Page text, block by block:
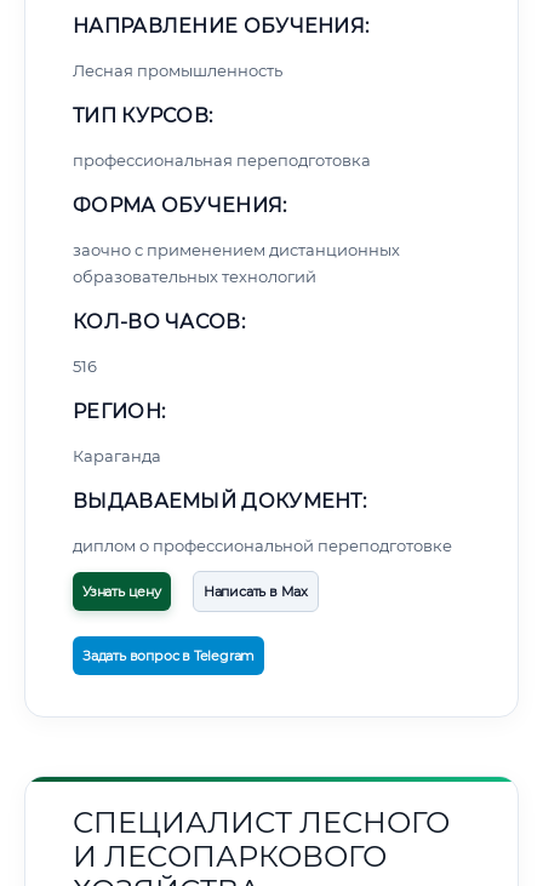
НАПРАВЛЕНИЕ ОБУЧЕНИЯ:
Лесная промышленность
ТИП КУРСОВ:
профессиональная переподготовка
ФОРМА ОБУЧЕНИЯ:
заочно с применением дистанционных
образовательных технологий
КОЛ-ВО ЧАСОВ:
516
РЕГИОН:
Караганда
ВЫДАВАЕМЫЙ ДОКУМЕНТ:
диплом о профессиональной переподготовке
Узнать цену Написать в Max
Задать вопрос в Telegram
СПЕЦИАЛИСТ ЛЕСНОГО
И ЛЕСОПАРКОВОГО